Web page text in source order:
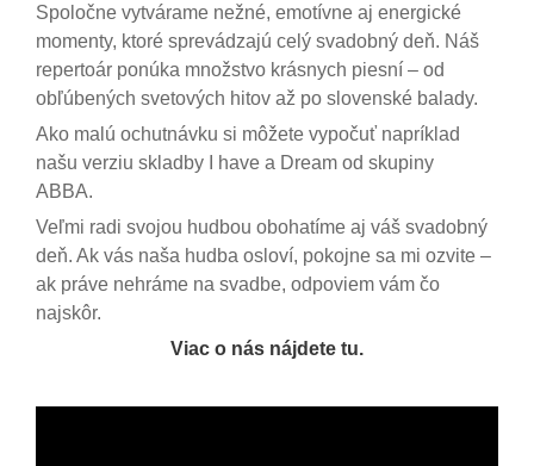
Spoločne vytvárame nežné, emotívne aj energické
momenty, ktoré sprevádzajú celý svadobný deň. Náš
repertoár ponúka množstvo krásnych piesní – od
obľúbených svetových hitov až po slovenské balady.
Ako malú ochutnávku si môžete vypočuť napríklad
našu verziu skladby I have a Dream od skupiny
ABBA.
Veľmi radi svojou hudbou obohatíme aj váš svadobný
deň. Ak vás naša hudba osloví, pokojne sa mi ozvite –
ak práve nehráme na svadbe, odpoviem vám čo
najskôr.
Viac o nás nájdete tu.